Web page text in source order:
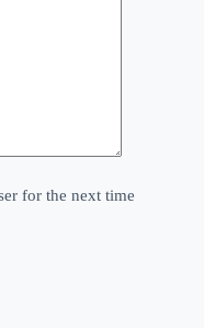
for the next time